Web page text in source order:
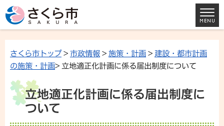
さくら市トップ> 市政情報 > 施策・計画 > 建設・都市計画
の施策・計画> 立地適正化計画に係る届出制度について
立地適正化計画に係る届出制度に
ついて